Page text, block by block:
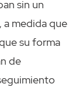
sin un
a medida que
su forma
de